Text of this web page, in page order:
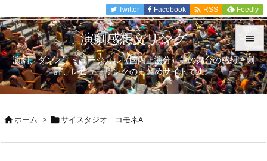


メニュ

Twitter Facebook  RSS Feedly
演劇感想文リンク
演劇、ダンス、ミュージカル（国内上演分）等の舞台の感想、劇
評、レビューリンクのまとめサイトです。
ホーム > サイスタジオ コモネA